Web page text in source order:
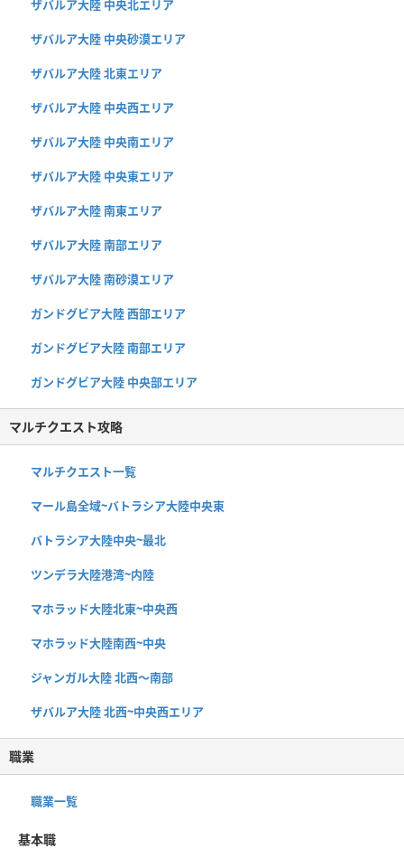
ザバルア大陸 中央北エリア
ザバルア大陸 中央砂漠エリア
ザバルア大陸 北東エリア
ザバルア大陸 中央西エリア
ザバルア大陸 中央南エリア
ザバルア大陸 中央東エリア
ザバルア大陸 南東エリア
ザバルア大陸 南部エリア
ザバルア大陸 南砂漠エリア
ガンドグビア大陸 西部エリア
ガンドグビア大陸 南部エリア
ガンドグビア大陸 中央部エリア
マルチクエスト攻略
マルチクエスト一覧
マール島全域~バトラシア大陸中央東
バトラシア大陸中央~最北
ツンデラ大陸港湾~内陸
マホラッド大陸北東~中央西
マホラッド大陸南西~中央
ジャンガル大陸 北西〜南部
ザバルア大陸 北西~中央西エリア
職業
職業一覧
基本職